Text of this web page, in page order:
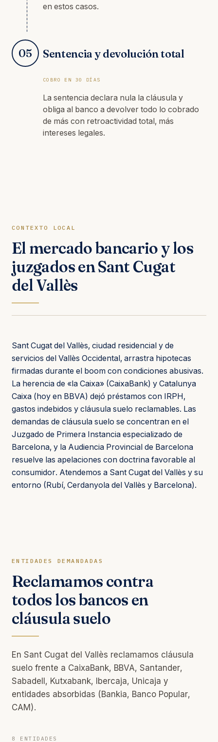
en estos casos.
05 Sentencia y devolución total
COBRO EN 30 DÍAS
La sentencia declara nula la cláusula y
obliga al banco a devolver todo lo cobrado
de más con retroactividad total, más
intereses legales.
CONTEXTO LOCAL
El mercado bancario y los
juzgados en Sant Cugat
del Vallès
Sant Cugat del Vallès, ciudad residencial y de
servicios del Vallès Occidental, arrastra hipotecas
firmadas durante el boom con condiciones abusivas.
La herencia de «la Caixa» (CaixaBank) y Catalunya
Caixa (hoy en BBVA) dejó préstamos con IRPH,
gastos indebidos y cláusula suelo reclamables. Las
demandas de cláusula suelo se concentran en el
Juzgado de Primera Instancia especializado de
Barcelona, y la Audiencia Provincial de Barcelona
resuelve las apelaciones con doctrina favorable al
consumidor. Atendemos a Sant Cugat del Vallès y su
entorno (Rubí, Cerdanyola del Vallès y Barcelona).
ENTIDADES DEMANDADAS
Reclamamos contra
todos los bancos en
cláusula suelo
En Sant Cugat del Vallès reclamamos cláusula
suelo frente a CaixaBank, BBVA, Santander,
Sabadell, Kutxabank, Ibercaja, Unicaja y
entidades absorbidas (Bankia, Banco Popular,
CAM).
8 ENTIDADES